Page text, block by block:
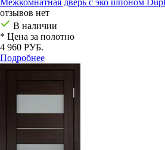
Межкомнатная дверь с эко шпоном
отзывов нет
В наличии
* Цена за полотно
4 960 РУБ.
Подробнее